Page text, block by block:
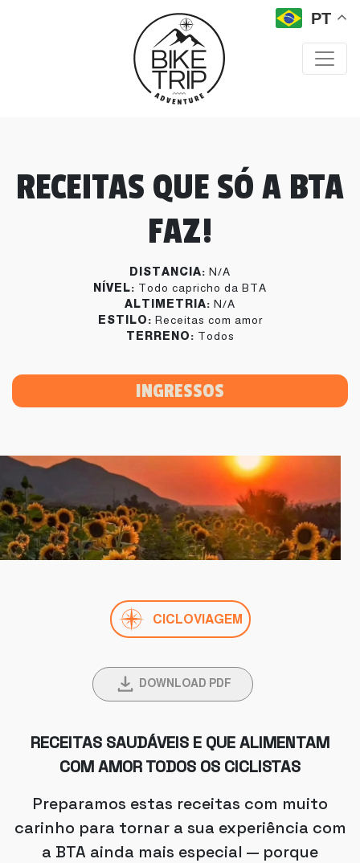
PT
RECEITAS QUE SÓ A BTA
FAZ!
DISTANCIA: N/A
NÍVEL: Todo capricho da BTA
ALTIMETRIA: N/A
ESTILO: Receitas com amor
TERRENO: Todos
INGRESSOS
CICLOVIAGEM
DOWNLOAD PDF
RECEITAS SAUDÁVEIS E QUE ALIMENTAM
COM AMOR TODOS OS CICLISTAS
Preparamos estas receitas com muito
carinho para tornar a sua experiência com
a BTA ainda mais especial — porque